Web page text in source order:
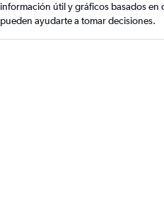
información útil y gráficos basados en
pueden ayudarte a tomar decisiones.